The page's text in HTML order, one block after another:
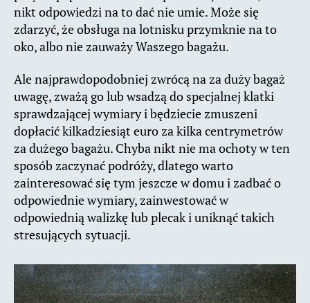
nikt odpowiedzi na to dać nie umie. Może się
zdarzyć, że obsługa na lotnisku przymknie na to
oko, albo nie zauważy Waszego bagażu.
Ale najprawdopodobniej zwrócą na za duży bagaż
uwagę, zważą go lub wsadzą do specjalnej klatki
sprawdzającej wymiary i będziecie zmuszeni
dopłacić kilkadziesiąt euro za kilka centrymetrów
za dużego bagażu. Chyba nikt nie ma ochoty w ten
sposób zaczynać podróży, dlatego warto
zainteresować się tym jeszcze w domu i zadbać o
odpowiednie wymiary, zainwestować w
odpowiednią walizkę lub plecak i uniknąć takich
stresujących sytuacji.